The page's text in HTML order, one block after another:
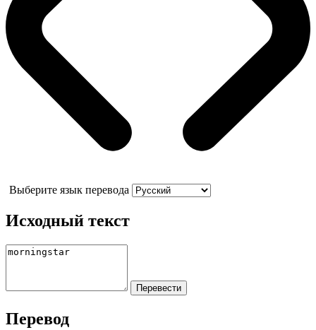
Выберите язык перевода
Исходный текст
Перевод